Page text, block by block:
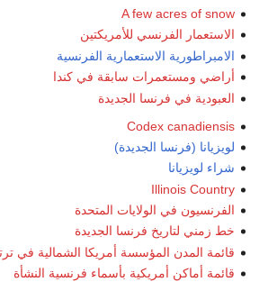
A few acres of snow
الاستعمار الفرنسي للأمريكتين
الامبراطورية الاستعمارية الفرنسية
أراضي ومستعمرات سابقة في كندا
العبودية في فرنسا الجديدة
Codex canadiensis
لويزيانا (فرنسا الجديدة)
شراء لويزيانا
Illinois Country
الفرنسيون في الولايات المتحدة
خط زمني لتاريخ فرنسا الجديدة
قائمة المدن المؤسسة أمريكا الشمالية في
قائمة أماكن أمريكية بأسماء فرنسية النشأة